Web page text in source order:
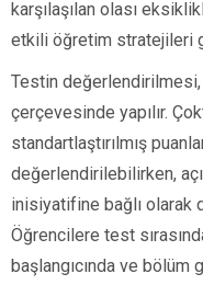
karşılaşılan olası
etkili öğretim stratejileri
Testin
çerçevesinde yapılır.
standartlaştırılmış
değerlendirilebilirken,
inisiyatifine bağlı olarak
Öğrencilere test
başlangıcında ve bölüm